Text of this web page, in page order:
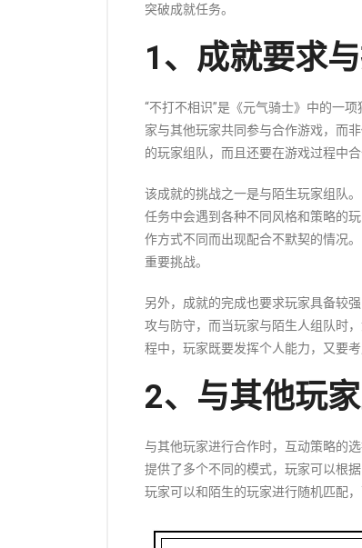
突破成就任务。
1、成就要求
“不打不相识”是《元气骑士》中的一
家与其他玩家共同参与合作游戏，而
的玩家组队，而且还要在游戏过程中
该成就的挑战之一是与陌生玩家组队
任务中会遇到各种不同风格和策略的
作方式不同而出现配合不默契的情况
重要挑战。
另外，成就的完成也要求玩家具备较
攻与防守，而当玩家与陌生人组队时
程中，玩家既要发挥个人能力，又要考
2、与其他玩
与其他玩家进行合作时，互动策略的
提供了多个不同的模式，玩家可以根
玩家可以和陌生的玩家进行随机匹配